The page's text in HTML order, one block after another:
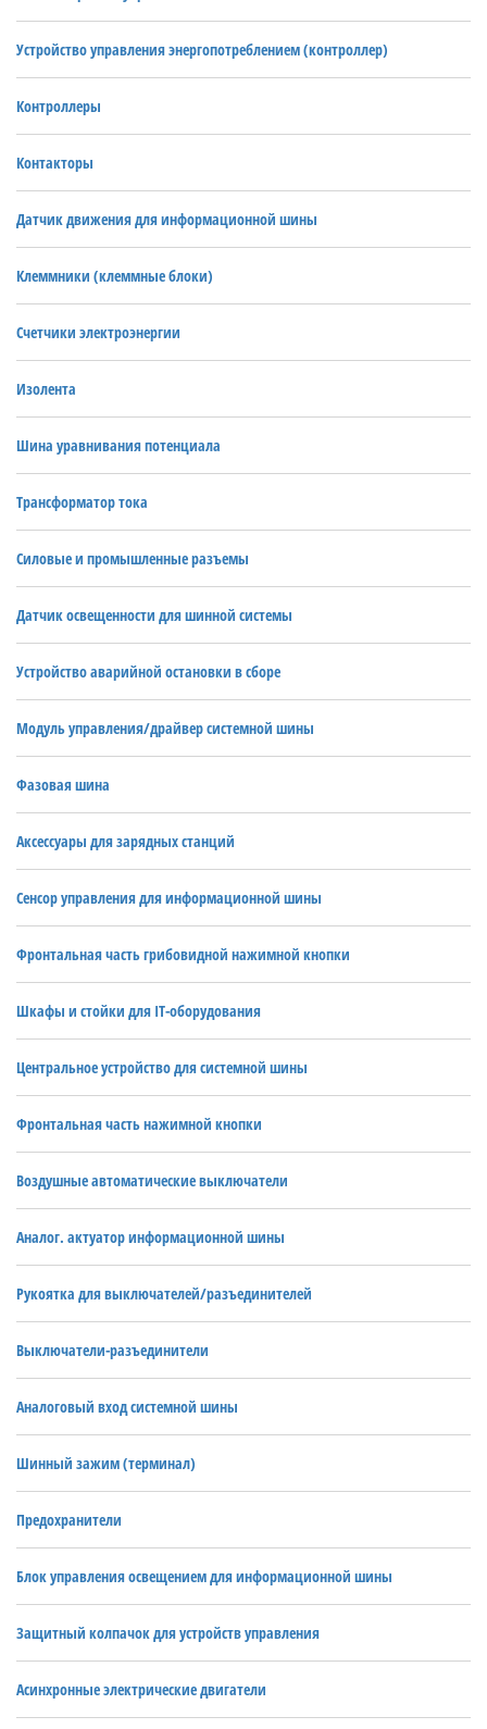
Устройство управления энергопотреблением (контроллер)
Контроллеры
Контакторы
Датчик движения для информационной шины
Клеммники (клеммные блоки)
Счетчики электроэнергии
Изолента
Шина уравнивания потенциала
Трансформатор тока
Силовые и промышленные разъемы
Датчик освещенности для шинной системы
Устройство аварийной остановки в сборе
Модуль управления/драйвер системной шины
Фазовая шина
Аксессуары для зарядных станций
Сенсор управления для информационной шины
Фронтальная часть грибовидной нажимной кнопки
Шкафы и стойки для IT-оборудования
Центральное устройство для системной шины
Фронтальная часть нажимной кнопки
Воздушные автоматические выключатели
Аналог. актуатор информационной шины
Рукоятка для выключателей/разъединителей
Выключатели-разъединители
Аналоговый вход системной шины
Шинный зажим (терминал)
Предохранители
Блок управления освещением для информационной шины
Защитный колпачок для устройств управления
Асинхронные электрические двигатели